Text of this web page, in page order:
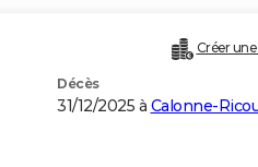
Créer
Décès
31/12/2025 à Calonne-